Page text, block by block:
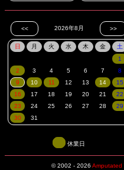
休業日
© 2002 - 2026 Amputated